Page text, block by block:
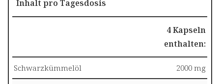
Inhalt pro Tagesdosis
4 Kapseln
enthalten:
Schwarzkümmelöl 2000 mg